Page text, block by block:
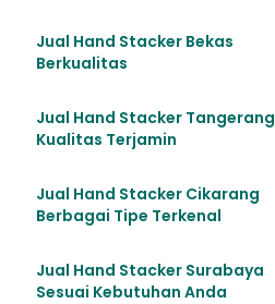
Jual Hand Stacker Bekas
Berkualitas
Jual Hand Stacker Tangerang
Kualitas Terjamin
Jual Hand Stacker Cikarang
Berbagai Tipe Terkenal
Jual Hand Stacker Surabaya
Sesuai Kebutuhan Anda